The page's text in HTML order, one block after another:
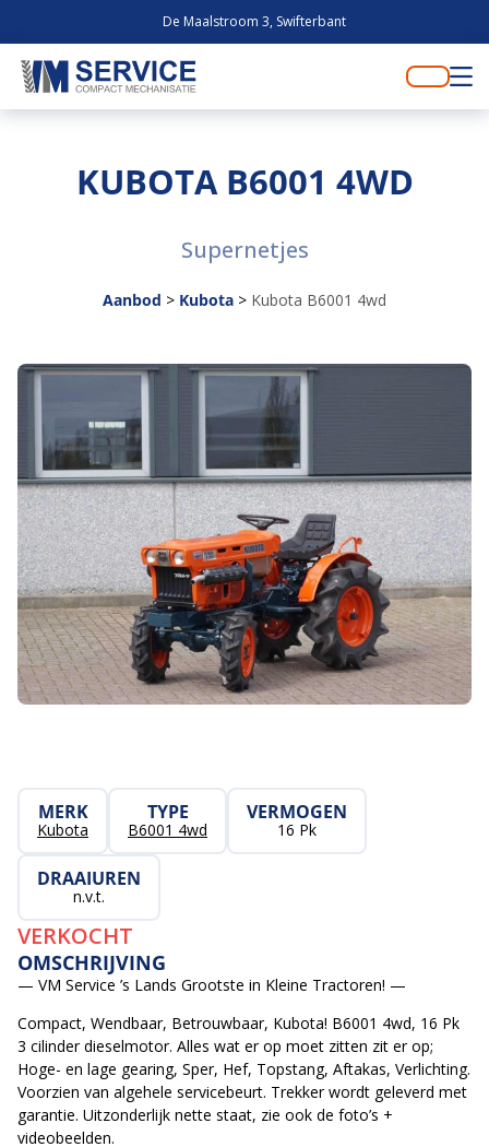
De Maalstroom 3, Swifterbant
KUBOTA B6001 4WD
Supernetjes
Aanbod > Kubota > Kubota B6001 4wd
MERK
Kubota
TYPE
B6001 4wd
VERMOGEN
16 Pk
DRAAIUREN
n.v.t.
VERKOCHT
OMSCHRIJVING
— VM Service ’s Lands Grootste in Kleine Tractoren! —
Compact, Wendbaar, Betrouwbaar, Kubota! B6001 4wd, 16 Pk
3 cilinder dieselmotor. Alles wat er op moet zitten zit er op;
Hoge- en lage gearing, Sper, Hef, Topstang, Aftakas, Verlichting.
Voorzien van algehele servicebeurt. Trekker wordt geleverd met
garantie. Uitzonderlijk nette staat, zie ook de foto’s +
videobeelden.